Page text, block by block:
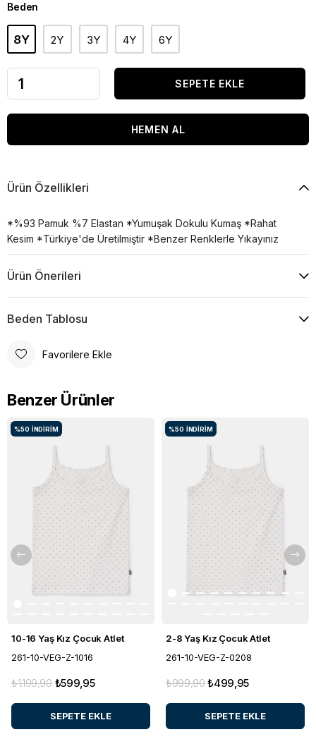
Beden
8Y 2Y 3Y 4Y 6Y
Ürün Özellikleri
*%93 Pamuk %7 Elastan *Yumuşak Dokulu Kumaş *Rahat
Kesim *Türkiye'de Üretilmiştir *Benzer Renklerle Yıkayınız
Ürün Önerileri
Beden Tablosu
Favorilere Ekle
Benzer Ürünler
10-16 Yaş Kız Çocuk Atlet
261-10-VEG-Z-1016
₺599,95
₺1.199,90
SEPETE EKLE
%50 İNDIRIM
2-8 Yaş Kız Çocuk Atlet
261-10-VEG-Z-0208
₺499,95
₺999,90
SEPETE EKLE
%50 İNDIRIM